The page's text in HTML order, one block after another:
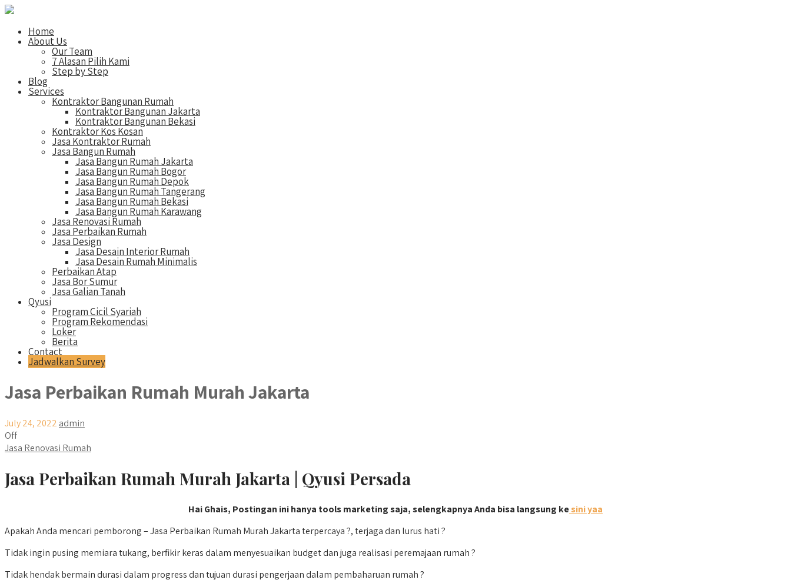
Home
About Us
Our Team
7 Alasan Pilih Kami
Step by Step
Blog
Services
Kontraktor Bangunan Rumah
Kontraktor Bangunan Jakarta
Kontraktor Bangunan Bekasi
Kontraktor Kos Kosan
Jasa Kontraktor Rumah
Jasa Bangun Rumah
Jasa Bangun Rumah Jakarta
Jasa Bangun Rumah Bogor
Jasa Bangun Rumah Depok
Jasa Bangun Rumah Tangerang
Jasa Bangun Rumah Bekasi
Jasa Bangun Rumah Karawang
Jasa Renovasi Rumah
Jasa Perbaikan Rumah
Jasa Design
Jasa Desain Interior Rumah
Jasa Desain Rumah Minimalis
Perbaikan Atap
Jasa Bor Sumur
Jasa Galian Tanah
Qyusi
Program Cicil Syariah
Program Rekomendasi
Loker
Berita
Contact
Jadwalkan Survey
Jasa Perbaikan Rumah Murah Jakarta
July 24, 2022 admin
Off
Jasa Renovasi Rumah
Jasa Perbaikan Rumah Murah Jakarta | Qyusi Persada
Hai Ghais, Postingan ini hanya tools marketing saja, selengkapnya Anda bisa langsung kesini yaa
Apakah Anda mencari pemborong – Jasa Perbaikan Rumah Murah Jakarta terpercaya ?, terjaga dan lurus hati ?
Tidak ingin pusing memiara tukang, berfikir keras dalam menyesuaikan budget dan juga realisasi peremajaan rumah ?
Tidak hendak bermain durasi dalam progress dan tujuan durasi pengerjaan dalam pembaharuan rumah ?